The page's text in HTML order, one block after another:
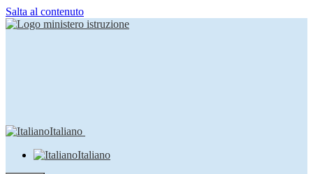
Salta al contenuto
Italiano
Italiano